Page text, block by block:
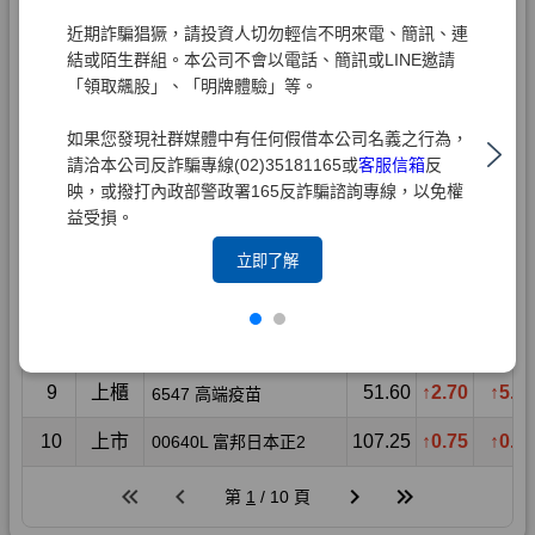
近期詐騙猖獗，請投資人切勿輕信不明來電、簡訊、連
結或陌生群組。本公司不會以電話、簡訊或LINE邀請
「領取飆股」、「明牌體驗」等。
如果您發現社群媒體中有任何假借本公司名義之行為，
請洽本公司反詐騙專線(02)35181165或客服信箱反
映，或撥打內政部警政署165反詐騙諮詢專線，以免權
益受損。
立即了解